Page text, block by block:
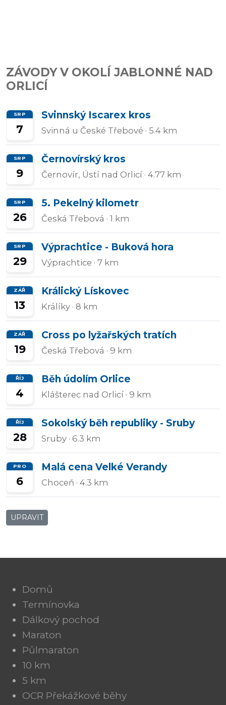
závody
ZÁVODY V OKOLÍ JABLONNÉ NAD
ORLICÍ
SRP
7
Svinnský Iscarex kros
Svinná u České Třebové · 5.4 km
SRP
9
Černovírský kros
Černovír, Ústí nad Orlicí · 4.77 km
SRP
26
5. Pekelný kilometr
Česká Třebová · 1 km
SRP
29
Výprachtice - Buková hora
Výprachtice · 7 km
ZÁŘ
13
Králický Lískovec
Králíky · 8 km
ZÁŘ
19
Cross po lyžařských tratích
Česká Třebová · 9 km
ŘÍJ
4
Běh údolím Orlice
Klášterec nad Orlicí · 9 km
ŘÍJ
28
Sokolský běh republiky - Sruby
Sruby · 6.3 km
PRO
6
Malá cena Velké Verandy
Choceň · 4.3 km
UPRAVIT
Domů
Termínovka
Dálkový pochod
Maraton
Půlmaraton
10 km
5 km
OCR Překážkové běhy